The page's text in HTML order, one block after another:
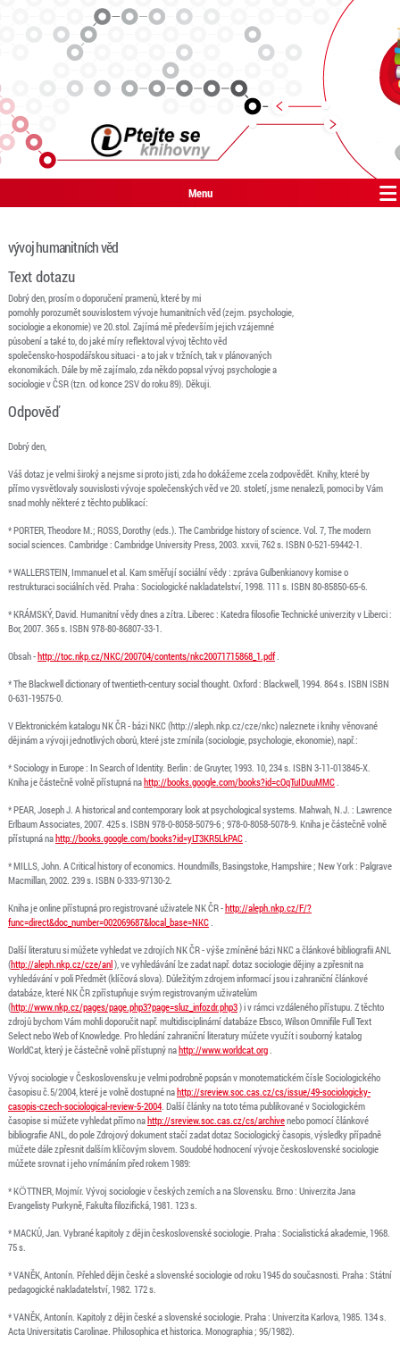
Menu
vývoj humanitních věd
Text dotazu
Dobrý den, prosím o doporučení pramenů, které by mi
pomohly porozumět souvislostem vývoje humanitních věd (zejm. psychologie,
sociologie a ekonomie) ve 20.stol. Zajímá mě především jejich vzájemné
působení a také to, do jaké míry reflektoval vývoj těchto věd
společensko-hospodářskou situaci - a to jak v tržních, tak v plánovaných
ekonomikách. Dále by mě zajímalo, zda někdo popsal vývoj psychologie a
sociologie v ČSR (tzn. od konce 2SV do roku 89). Děkuji.
Odpověď
Dobrý den,
Váš dotaz je velmi široký a nejsme si proto jisti, zda ho dokážeme zcela zodpovědět. Knihy, které by
přímo vysvětlovaly souvislosti vývoje společenských věd ve 20. století, jsme nenalezli, pomoci by Vám
snad mohly některé z těchto publikací:
* PORTER, Theodore M.; ROSS, Dorothy (eds.). The Cambridge history of science. Vol. 7, The modern
social sciences. Cambridge : Cambridge University Press, 2003. xxvii, 762 s. ISBN 0-521-59442-1.
* WALLERSTEIN, Immanuel et al. Kam směřují sociální vědy : zpráva Gulbenkianovy komise o
restrukturaci sociálních věd. Praha : Sociologické nakladatelství, 1998. 111 s. ISBN 80-85850-65-6.
* KRÁMSKÝ, David. Humanitní vědy dnes a zítra. Liberec : Katedra filosofie Technické univerzity v Liberci :
Bor, 2007. 365 s. ISBN 978-80-86807-33-1.
Obsah -http://toc.nkp.cz/NKC/200704/contents/nkc20071715868_1.pdf.
* The Blackwell dictionary of twentieth-century social thought. Oxford : Blackwell, 1994. 864 s. ISBN ISBN
0-631-19575-0.
V Elektronickém katalogu NK ČR - bázi NKC (http://aleph.nkp.cz/cze/nkc) naleznete i knihy věnované
dějinám a vývoji jednotlivých oborů, které jste zmínila (sociologie, psychologie, ekonomie), např.:
* Sociology in Europe : In Search of Identity. Berlin : de Gruyter, 1993. 10, 234 s. ISBN 3-11-013845-X.
Kniha je částečně volně přístupná nahttp://books.google.com/books?id=cOqTuIDuuMMC.
* PEAR, Joseph J. A historical and contemporary look at psychological systems. Mahwah, N.J. : Lawrence
Erlbaum Associates, 2007. 425 s. ISBN 978-0-8058-5079-6 ; 978-0-8058-5078-9. Kniha je částečně volně
přístupná nahttp://books.google.com/books?id=yLT3KR5LkPAC.
* MILLS, John. A Critical history of economics. Houndmills, Basingstoke, Hampshire ; New York : Palgrave
Macmillan, 2002. 239 s. ISBN 0-333-97130-2.
Kniha je online přístupná pro registrované uživatele NK ČR -http://aleph.nkp.cz/F/?
func=direct&doc_number=002069687&local_base=NKC.
Další literaturu si můžete vyhledat ve zdrojích NK ČR - výše zmíněné bázi NKC a článkové bibliografii ANL
(http://aleph.nkp.cz/cze/anl), ve vyhledávání lze zadat např. dotaz sociologie dějiny a zpřesnit na
vyhledávání v poli Předmět (klíčová slova). Důležitým zdrojem informací jsou i zahraniční článkové
databáze, které NK ČR zpřístupňuje svým registrovaným uživatelům
(http://www.nkp.cz/pages/page.php3?page=sluz_infozdr.php3) i v rámci vzdáleného přístupu. Z těchto
zdrojů bychom Vám mohli doporučit např. multidisciplinární databáze Ebsco, Wilson Omnifile Full Text
Select nebo Web of Knowledge. Pro hledání zahraniční literatury můžete využít i souborný katalog
WorldCat, který je částečně volně přístupný nahttp://www.worldcat.org.
Vývoj sociologie v Československu je velmi podrobně popsán v monotematickém čísle Sociologického
časopisu č.5/2004, které je volně dostupné nahttp://sreview.soc.cas.cz/cs/issue/49-sociologicky-
casopis-czech-sociological-review-5-2004. Další články na toto téma publikované v Sociologickém
časopise si můžete vyhledat přímo nahttp://sreview.soc.cas.cz/cs/archivenebo pomocí článkové
bibliografie ANL, do pole Zdrojový dokument stačí zadat dotaz Sociologický časopis, výsledky případně
můžete dále zpřesnit dalším klíčovým slovem. Soudobé hodnocení vývoje československé sociologie
můžete srovnat i jeho vnímáním před rokem 1989:
* KÖTTNER, Mojmír. Vývoj sociologie v českých zemích a na Slovensku. Brno : Univerzita Jana
Evangelisty Purkyně, Fakulta filozifická, 1981. 123 s.
* MACKŮ, Jan. Vybrané kapitoly z dějin československé sociologie. Praha : Socialistická akademie, 1968.
75 s.
* VANĚK, Antonín. Přehled dějin české a slovenské sociologie od roku 1945 do současnosti. Praha : Státní
pedagogické nakladatelství, 1982. 172 s.
* VANĚK, Antonín. Kapitoly z dějin české a slovenské sociologie. Praha : Univerzita Karlova, 1985. 134 s.
Acta Universitatis Carolinae. Philosophica et historica. Monographia ; 95/1982).